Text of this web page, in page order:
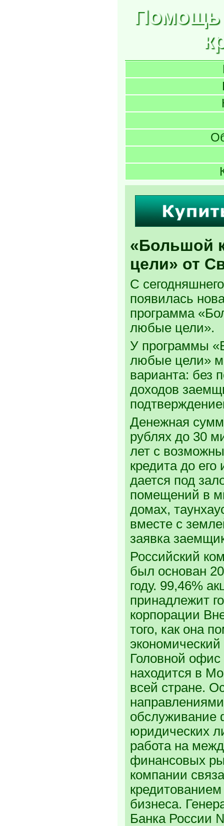
Помощь
«Большой
цели» от
С
появилась
программа
любые цели».
У программы
любые цели»
варианта: без
доходов
Денежная
рублях до 30
лет с
кредита до его
дается под
помещений в
домах,
вместе с
заявка
Российский
был основан
году. 99,46%
принадлежит
корпорации
того, как она
экономический
Головной
находится в
всей стране.
обслуживание
юридических
работа на
финансовых
компании
бизнеса.
Банка России